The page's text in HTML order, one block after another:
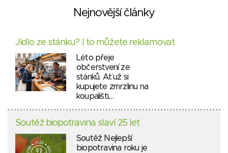
Nejnovější články
Jídlo ze stánku? I to můžete reklamovat
Léto přeje
občerstvení ze
stánků. Ať už si
kupujete zmrzlinu na
koupališti,…
Soutěž biopotravina slaví 25 let
Soutěž Nejlepší
biopotravina roku je